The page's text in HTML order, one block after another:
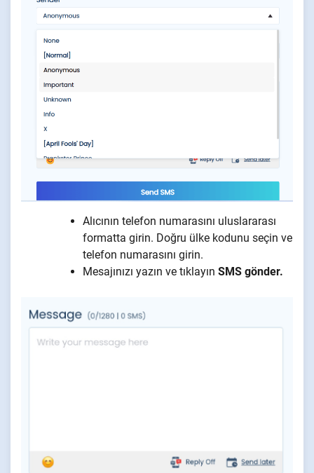
Alıcının telefon numarasını uluslararası
formatta girin. Doğru ülke kodunu seçin ve
telefon numarasını girin.
Mesajınızı yazın ve tıklayın SMS gönder.